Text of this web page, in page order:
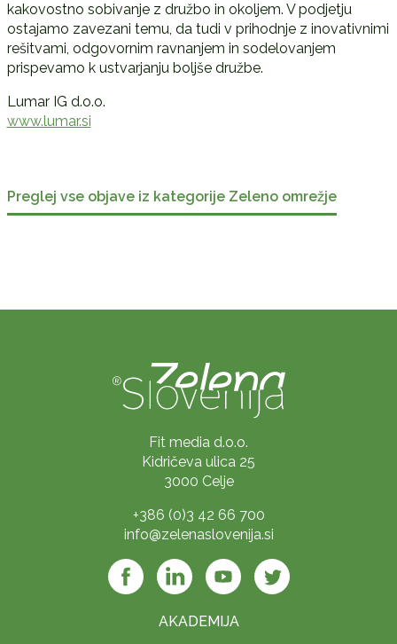
kakovostno sobivanje z družbo in okoljem. V podjetju
ostajamo zavezani temu, da tudi v prihodnje z inovativnimi
rešitvami, odgovornim ravnanjem in sodelovanjem
prispevamo k ustvarjanju boljše družbe.
Lumar IG d.o.o.
www.lumar.si
Preglej vse objave iz kategorije Zeleno omrežje
Fit media d.o.o.
Kidričeva ulica 25
3000 Celje
+386 (0)3 42 66 700
info@zelenaslovenija.si
AKADEMIJA